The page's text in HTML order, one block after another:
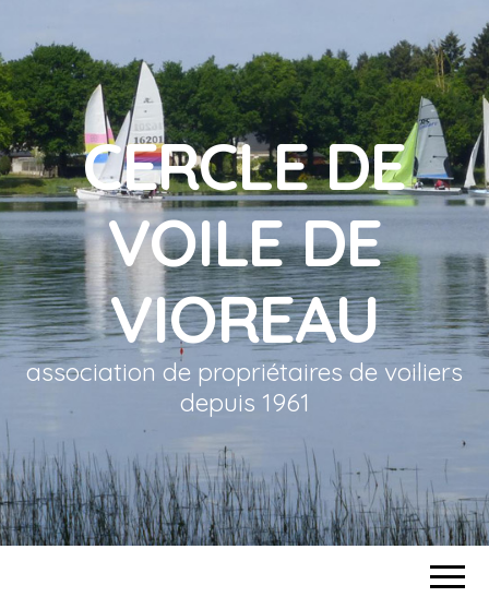
CERCLE DE
VOILE DE
VIOREAU
association de propriétaires de voiliers
depuis 1961